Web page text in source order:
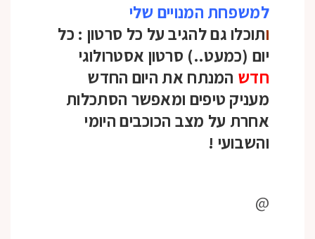
למשפחת המנויים שלי
ותוכלו גם להגיב על כל סרטון : כל
יום (כמעט..) סרטון אסטרולוגי
חדש המנתח את היום החדש
מעניק טיפים ומאפשר הסתכלות
אחרת על מצב הכוכבים היומי
והשבועי !
@